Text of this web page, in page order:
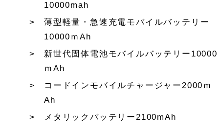
10000mah
薄型軽量・急速充電モバイルバッテリー
10000ｍAh
新世代固体電池モバイルバッテリー10000
ｍAh
コードインモバイルチャージャー2000ｍ
Ah
メタリックバッテリー2100mAh